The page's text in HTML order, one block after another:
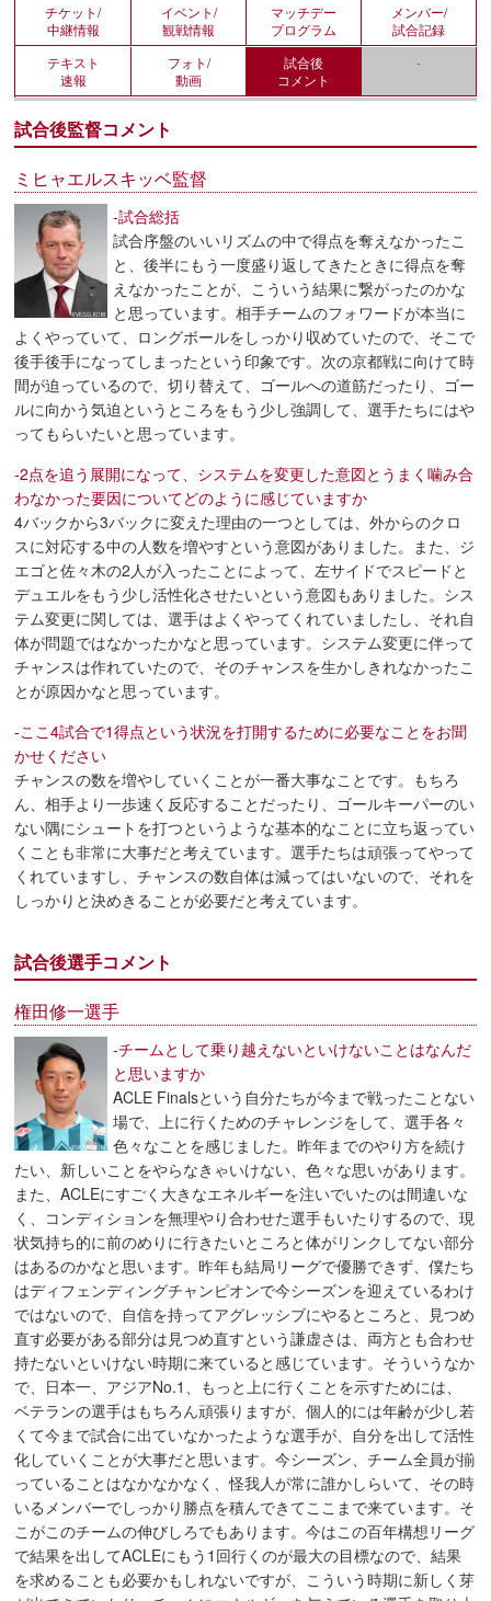
チケット/
中継情報
イベント/
観戦情報
マッチデー
プログラム
メンバー/
試合記録
テキスト
速報
フォト/
動画
試合後
コメント
-
試合後監督コメント
ミヒャエルスキッベ監督
-試合総括
試合序盤のいいリズムの中で得点を奪えなかったこ
と、後半にもう一度盛り返してきたときに得点を奪
えなかったことが、こういう結果に繋がったのかな
と思っています。相手チームのフォワードが本当に
よくやっていて、ロングボールをしっかり収めていたので、そこで
後手後手になってしまったという印象です。次の京都戦に向けて時
間が迫っているので、切り替えて、ゴールへの道筋だったり、ゴー
ルに向かう気迫というところをもう少し強調して、選手たちにはや
ってもらいたいと思っています。
-2点を追う展開になって、システムを変更した意図とうまく噛み合
わなかった要因についてどのように感じていますか
4バックから3バックに変えた理由の一つとしては、外からのクロ
スに対応する中の人数を増やすという意図がありました。また、ジ
エゴと佐々木の2人が入ったことによって、左サイドでスピードと
デュエルをもう少し活性化させたいという意図もありました。シス
テム変更に関しては、選手はよくやってくれていましたし、それ自
体が問題ではなかったかなと思っています。システム変更に伴って
チャンスは作れていたので、そのチャンスを生かしきれなかったこ
とが原因かなと思っています。
-ここ4試合で1得点という状況を打開するために必要なことをお聞
かせください
チャンスの数を増やしていくことが一番大事なことです。もちろ
ん、相手より一歩速く反応することだったり、ゴールキーパーのい
ない隅にシュートを打つというような基本的なことに立ち返ってい
くことも非常に大事だと考えています。選手たちは頑張ってやって
くれていますし、チャンスの数自体は減ってはいないので、それを
しっかりと決めきることが必要だと考えています。
試合後選手コメント
権田修一選手
-チームとして乗り越えないといけないことはなんだ
と思いますか
ACLE Finalsという自分たちが今まで戦ったことない
場で、上に行くためのチャレンジをして、選手各々
色々なことを感じました。昨年までのやり方を続け
たい、新しいことをやらなきゃいけない、色々な思いがあります。
また、ACLEにすごく大きなエネルギーを注いでいたのは間違いな
く、コンディションを無理やり合わせた選手もいたりするので、現
状気持ち的に前のめりに行きたいところと体がリンクしてない部分
はあるのかなと思います。昨年も結局リーグで優勝できず、僕たち
はディフェンディングチャンピオンで今シーズンを迎えているわけ
ではないので、自信を持ってアグレッシブにやるところと、見つめ
直す必要がある部分は見つめ直すという謙虚さは、両方とも合わせ
持たないといけない時期に来ていると感じています。そういうなか
で、日本一、アジアNo.1、もっと上に行くことを示すためには、
ベテランの選手はもちろん頑張りますが、個人的には年齢が少し若
くて今まで試合に出ていなかったような選手が、自分を出して活性
化していくことが大事だと思います。今シーズン、チーム全員が揃
っていることはなかなかなく、怪我人が常に誰かしらいて、その時
いるメンバーでしっかり勝点を積んできてここまで来ています。そ
こがこのチームの伸びしろでもあります。今はこの百年構想リーグ
で結果を出してACLEにもう1回行くのが最大の目標なので、結果
を求めることも必要かもしれないですが、こういう時期に新しく芽